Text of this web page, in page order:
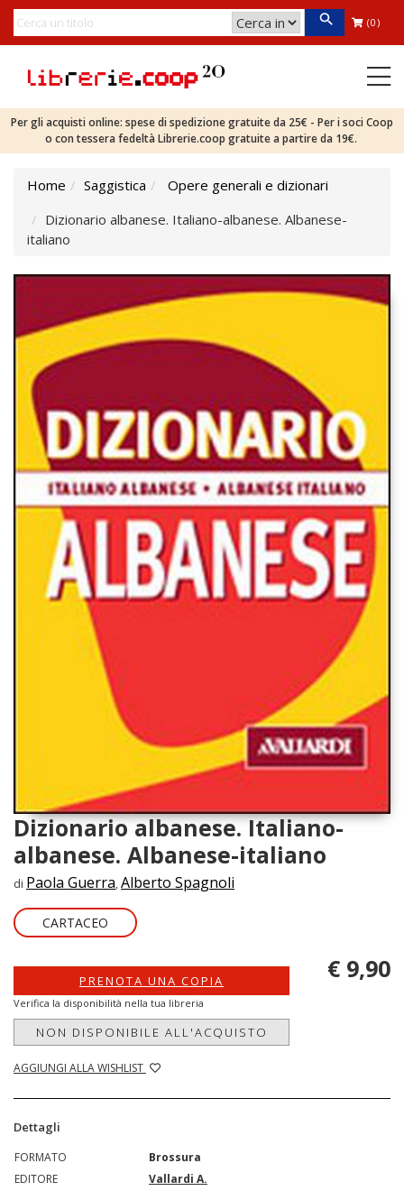
(0)
Per gli acquisti online: spese di spedizione gratuite da 25€ - Per i soci Coop
o con tessera fedeltà Librerie.coop gratuite a partire da 19€.
Home Saggistica
Opere generali e dizionari
Dizionario albanese. Italiano-albanese. Albanese-
italiano
Dizionario albanese. Italiano-
albanese. Albanese-italiano
di Paola Guerra, Alberto Spagnoli
CARTACEO
PRENOTA UNA COPIA
Verifica la disponibilità nella tua libreria
NON DISPONIBILE ALL'ACQUISTO
AGGIUNGI ALLA WISHLIST
€ 9,90
Dettagli
FORMATO
Brossura
EDITORE
Vallardi A.